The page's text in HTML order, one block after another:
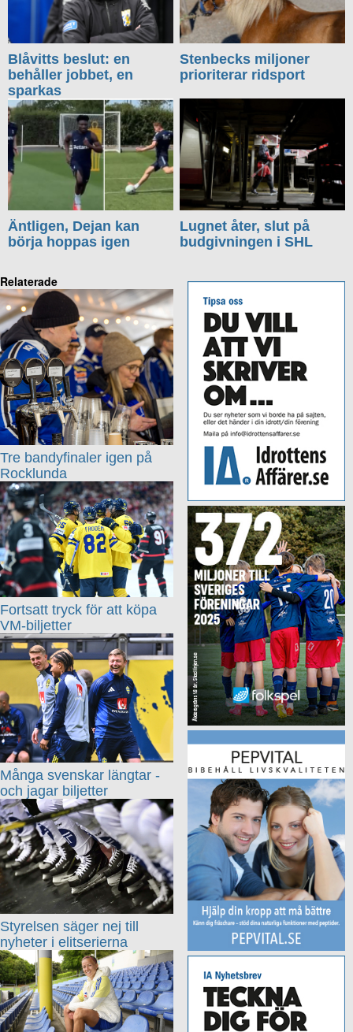
Blåvitts beslut: en
behåller jobbet, en
sparkas
Stenbecks miljoner
prioriterar ridsport
Äntligen, Dejan kan
börja hoppas igen
Lugnet åter, slut på
budgivningen i SHL
Relaterade
Tre bandyfinaler igen på
Rocklunda
Fortsatt tryck för att köpa
VM-biljetter
Många svenskar längtar -
och jagar biljetter
Styrelsen säger nej till
nyheter i elitserierna